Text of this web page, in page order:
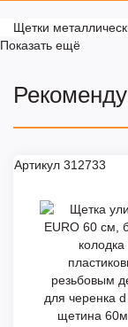
Щетки
Показать ещё
Артикул 312733